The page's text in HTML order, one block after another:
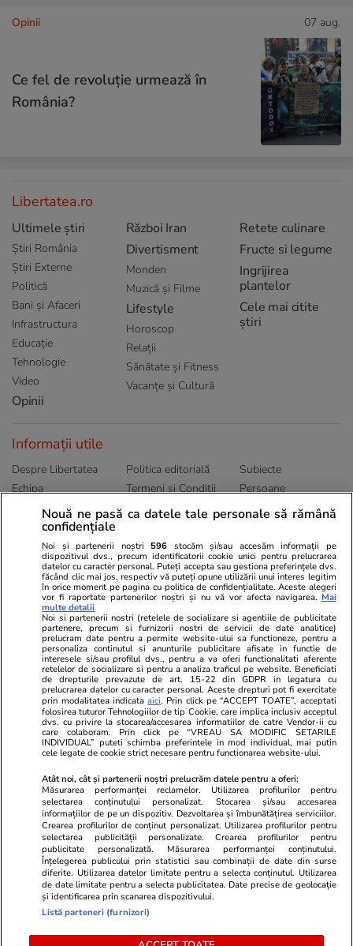
Opinii 07 aug.
Ce fel de revoluție urmează în
România?
Libertatea.ro
Ultimele știri
Știri România
Știri Externe
Politică
Bani și Afaceri
Infrastructura
Educație
Tehnologie
Video
Opinii
Război Iran
Divertisment
Monden
Muzică și Filme
Lifestyle
Horoscop
Relații
Sănătate și Fitness
Vacanțe și Cultură
Retete culinare
Fructe si legume
Ingrijirea
plantelor
Cele mai citite
știri
Informații utile
Despre Libertatea
Echipa
Publicitate
Politica de
confidențialitate
Politica editorială
Termeni și Conditii
Abonamente
Subiecte
Persoane
Sitemap
Ringier România
Libertatea pentru
Unica.ro
Program TV
Avantaje
ELLE
Gazeta Sporturilor
Stiri mondene
Calculator sarcina
Ajută Copiii
Locuri de muncă
Imobiliare.ro
Jobradar24
Imoradar24
Colecții Libertatea
Pariază responsabil! Decizia ONJN nr. 821/25.09.2025.
Jocurile de noroc sunt interzise minorilor.
Actualizare preferințe cookies
Nouă ne pasă ca datele tale personale să rămână
confidențiale
Noi și partenerii noștri 596 stocăm și/sau accesăm informații pe
dispozitivul dvs., precum identificatorii cookie unici pentru prelucrarea
datelor cu caracter personal. Puteți accepta sau gestiona preferințele dvs.
făcând clic mai jos, respectiv vă puteți opune utilizării unui interes legitim
în orice moment pe pagina cu politica de confidențialitate. Aceste alegeri
vor fi raportate partenerilor noștri și nu vă vor afecta navigarea. Mai
multe detalii
Noi si partenerii nostri (retelele de socializare si agentiile de publicitate
partenere, precum si furnizorii nostri de servicii de date analitice)
prelucram date pentru a permite website-ului sa functioneze, pentru a
personaliza continutul si anunturile publicitare afisate in functie de
interesele si/sau profilul dvs., pentru a va oferi functionalitati aferente
retelelor de socializare si pentru a analiza traficul pe website. Beneficiati
de drepturile prevazute de art. 15-22 din GDPR in legatura cu
prelucrarea datelor cu caracter personal. Aceste drepturi pot fi exercitate
prin modalitatea indicataaici. Prin click pe “ACCEPT TOATE”, acceptati
folosirea tuturor Tehnologiilor de tip Cookie, care implica inclusiv acceptul
dvs. cu privire la stocarea/accesarea informatiilor de catre Vendor-ii cu
care colaboram. Prin click pe “VREAU SA MODIFIC SETARILE
INDIVIDUAL” puteti schimba preferintele in mod individual, mai putin
cele legate de cookie strict necesare pentru functionarea website-ului.
Atât noi, cât și partenerii noștri prelucrăm datele pentru a oferi:
Măsurarea performanței reclamelor. Utilizarea profilurilor pentru
selectarea conținutului personalizat. Stocarea și/sau accesarea
informațiilor de pe un dispozitiv. Dezvoltarea și îmbunătățirea serviciilor.
Crearea profilurilor de conținut personalizat. Utilizarea profilurilor pentru
selectarea publicității personalizate. Crearea profilurilor pentru
publicitate personalizată. Măsurarea performanței conținutului.
Înțelegerea publicului prin statistici sau combinații de date din surse
diferite. Utilizarea datelor limitate pentru a selecta conținutul. Utilizarea
de date limitate pentru a selecta publicitatea. Date precise de geolocație
și identificarea prin scanarea dispozitivului.
Listă parteneri (furnizori)